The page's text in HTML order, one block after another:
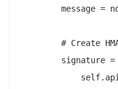
message =
# Create
signature =